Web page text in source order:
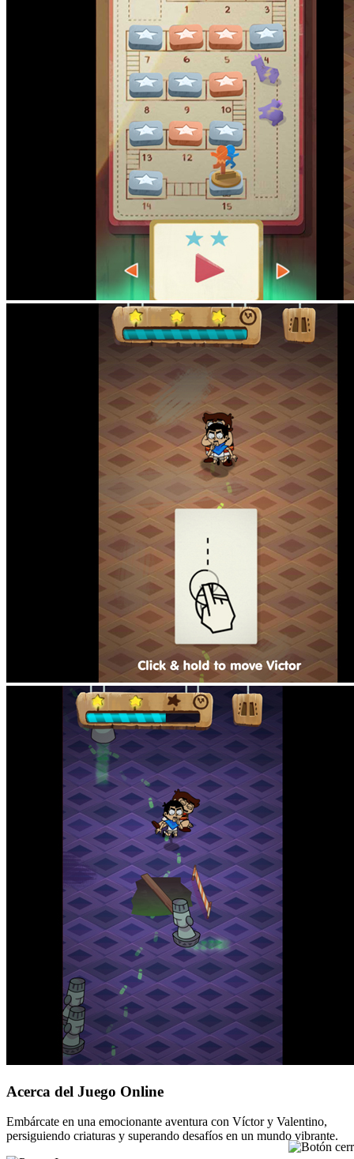
Acerca del Juego Online
Embárcate en una emocionante aventura con Víctor y Valentino,
persiguiendo criaturas y superando desafíos en un mundo vibrante.